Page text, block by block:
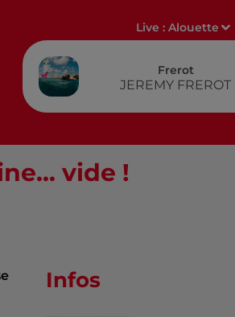
Live :Alouette
Frerot
JEREMY FREROT
vide !
Infos